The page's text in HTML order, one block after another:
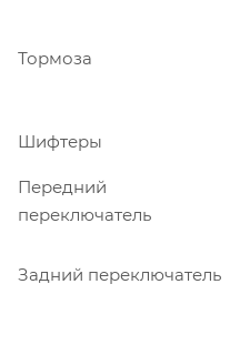
Тормоза
Шифтеры
Передний
переключатель
Задний переключатель